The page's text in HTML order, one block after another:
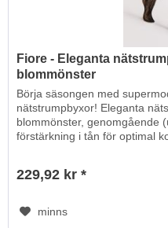
Fiore - Eleganta
blommönster
Börja säsongen med
nätstrumpbyxor! Eleganta
blommönster, genomgående
förstärkning i tån för optimal
229,92 kr *
minns